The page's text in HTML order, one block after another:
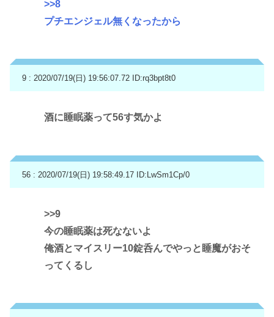
>>8
プチエンジェル無くなったから
9 : 2020/07/19(日) 19:56:07.72 ID:rq3bpt8t0
酒に睡眠薬って56す気かよ
56 : 2020/07/19(日) 19:58:49.17 ID:LwSm1Cp/0
>>9
今の睡眠薬は死なないよ
俺酒とマイスリー10錠呑んでやっと睡魔がおそ
ってくるし